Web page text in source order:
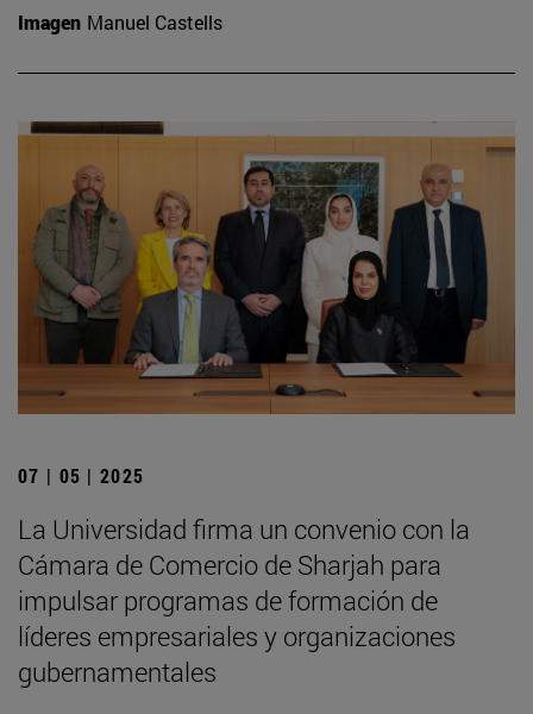
Imagen Manuel Castells
07 | 05 | 2025
La Universidad firma un convenio con la
Cámara de Comercio de Sharjah para
impulsar programas de formación de
líderes empresariales y organizaciones
gubernamentales